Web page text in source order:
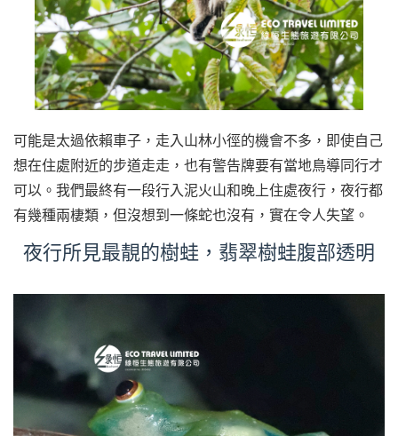
可能是太過依賴車子，走入山林小徑的機會不多，即使自己
想在住處附近的步道走走，也有警告牌要有當地鳥導同行才
可以。我們最終有一段行入泥火山和晚上住處夜行，夜行都
有幾種兩棲類，但沒想到一條蛇也沒有，實在令人失望。
夜行所見最靚的樹蛙，翡翠樹蛙腹部透明